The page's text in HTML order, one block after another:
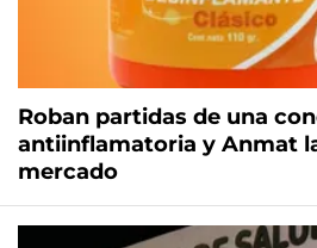
Roban partidas de una
antiinflamatoria y Anmat
mercado